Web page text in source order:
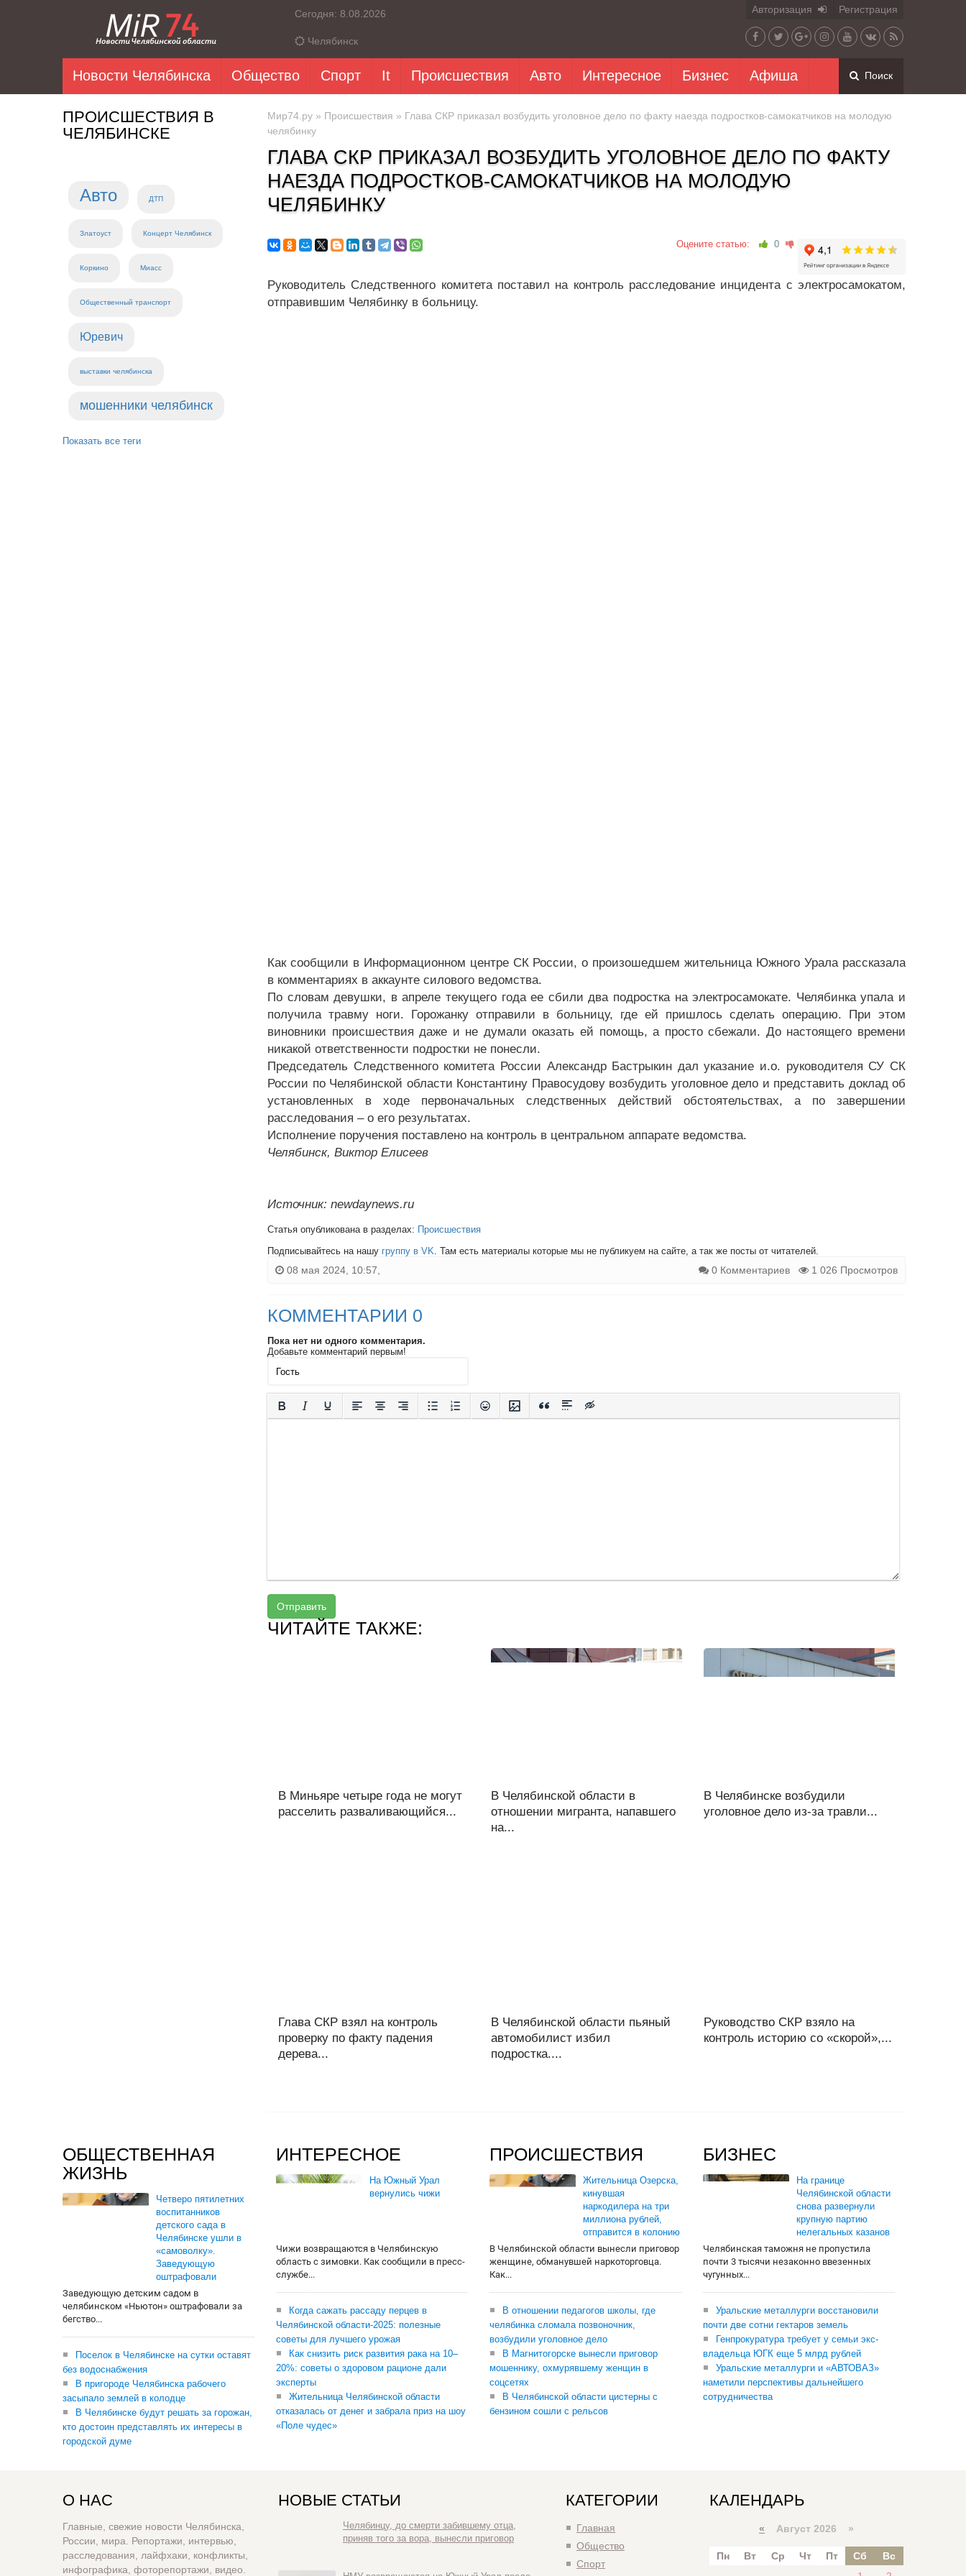
Сегодня: 8.08.2026
Челябинск
Авторизация Регистрация
Новости Челябинска Общество Спорт It Происшествия Авто Интересное Бизнес Афиша Поиск
ПРОИСШЕСТВИЯ В
ЧЕЛЯБИНСКЕ
Авто ДТП
Златоуст Концерт Челябинск
Коркино Миасс
Общественный транспорт
Юревич
выставки челябинска
мошенники челябинск
Показать все теги
Мир74.ру » Происшествия » Глава СКР приказал возбудить уголовное дело по факту наезда подростков-самокатчиков на молодую
челябинку
ГЛАВА СКР ПРИКАЗАЛ ВОЗБУДИТЬ УГОЛОВНОЕ ДЕЛО ПО ФАКТУ
НАЕЗДА ПОДРОСТКОВ-САМОКАТЧИКОВ НА МОЛОДУЮ
ЧЕЛЯБИНКУ
Оцените статью: 0
Руководитель Следственного комитета поставил на контроль расследование инцидента с электросамокатом,
отправившим Челябинку в больницу.
Как сообщили в Информационном центре СК России, о произошедшем жительница Южного Урала рассказала
в комментариях в аккаунте силового ведомства.
По словам девушки, в апреле текущего года ее сбили два подростка на электросамокате. Челябинка упала и
получила травму ноги. Горожанку отправили в больницу, где ей пришлось сделать операцию. При этом
виновники происшествия даже и не думали оказать ей помощь, а просто сбежали. До настоящего времени
никакой ответственности подростки не понесли.
Председатель Следственного комитета России Александр Бастрыкин дал указание и.о. руководителя СУ СК
России по Челябинской области Константину Правосудову возбудить уголовное дело и представить доклад об
установленных в ходе первоначальных следственных действий обстоятельствах, а по завершении
расследования – о его результатах.
Исполнение поручения поставлено на контроль в центральном аппарате ведомства.
Челябинск, Виктор Елисеев
Источник: newdaynews.ru
Статья опубликована в разделах: Происшествия
Подписывайтесь на нашу группу в VK. Там есть материалы которые мы не публикуем на сайте, а так же посты от читателей.
08 мая 2024, 10:57, 0 Комментариев 1 026 Просмотров
КОММЕНТАРИИ 0
Пока нет ни одного комментария.
Добавьте комментарий первым!
Отправить
ЧИТАЙТЕ ТАКЖЕ:
В Миньяре четыре года не могут
расселить разваливающийся...
В Челябинской области в
отношении мигранта, напавшего
на...
В Челябинске возбудили
уголовное дело из-за травли...
Глава СКР взял на контроль
проверку по факту падения
дерева...
В Челябинской области пьяный
автомобилист избил
подростка....
Руководство СКР взяло на
контроль историю со «скорой»,...
ОБЩЕСТВЕННАЯ
ЖИЗНЬ
Четверо пятилетних
воспитанников
детского сада в
Челябинске ушли в
«самоволку».
Заведующую
оштрафовали
Заведующую детским садом в
челябинском «Ньютон» оштрафовали за
бегство...
Поселок в Челябинске на сутки оставят
без водоснабжения
В пригороде Челябинска рабочего
засыпало землей в колодце
В Челябинске будут решать за горожан,
кто достоин представлять их интересы в
городской думе
ИНТЕРЕСНОЕ
На Южный Урал
вернулись чижи
Чижи возвращаются в Челябинскую
область с зимовки. Как сообщили в пресс-
службе...
Когда сажать рассаду перцев в
Челябинской области-2025: полезные
советы для лучшего урожая
Как снизить риск развития рака на 10–
20%: советы о здоровом рационе дали
эксперты
Жительница Челябинской области
отказалась от денег и забрала приз на шоу
«Поле чудес»
ПРОИСШЕСТВИЯ
Жительница Озерска,
кинувшая
наркодилера на три
миллиона рублей,
отправится в колонию
В Челябинской области вынесли приговор
женщине, обманувшей наркоторговца.
Как...
В отношении педагогов школы, где
челябинка сломала позвоночник,
возбудили уголовное дело
В Магнитогорске вынесли приговор
мошеннику, охмурявшему женщин в
соцсетях
В Челябинской области цистерны с
бензином сошли с рельсов
БИЗНЕС
На границе
Челябинской области
снова развернули
крупную партию
нелегальных казанов
Челябинская таможня не пропустила
почти 3 тысячи незаконно ввезенных
чугунных...
Уральские металлурги восстановили
почти две сотни гектаров земель
Генпрокуратура требует у семьи экс-
владельца ЮГК еще 5 млрд рублей
Уральские металлурги и «АВТОВАЗ»
наметили перспективы дальнейшего
сотрудничества
О НАС
Главные, свежие новости Челябинска,
России, мира. Репортажи, интервью,
расследования, лайфхаки, конфликты,
инфографика, фоторепортажи, видео.
НОВЫЕ СТАТЬИ
Челябинцу, до смерти забившему отца,
приняв того за вора, вынесли приговор
КАТЕГОРИИ
Главная
Общество
Спорт
КАЛЕНДАРЬ
« Август 2026 »
Пн Вт Ср Чт Пт Сб
Вс